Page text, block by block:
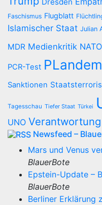
Faschismus Flugblatt
Islamischer Staat Julian
MDR Medienkritik NATO
PCR-Test
Sanktionen
Tagesschau Tiefer Staat Türkei
UNO Verantwortung
Newsfeed –
Mars und Venus
BlauerBote
Epstein-Update –
BlauerBote
Berliner Erklärung